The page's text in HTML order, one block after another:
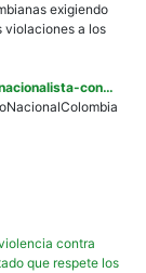
exigiendo
violaciones a los
con…
contra
que respete los